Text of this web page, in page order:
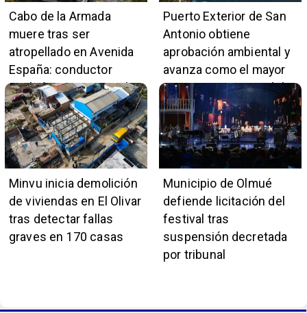
Cabo de la Armada
muere tras ser
atropellado en Avenida
España: conductor
también pertenece a la
institución naval
Puerto Exterior de San
Antonio obtiene
aprobación ambiental y
avanza como el mayor
proyecto portuario del
país
Minvu inicia demolición
de viviendas en El Olivar
tras detectar fallas
graves en 170 casas
Municipio de Olmué
defiende licitación del
festival tras
suspensión decretada
por tribunal